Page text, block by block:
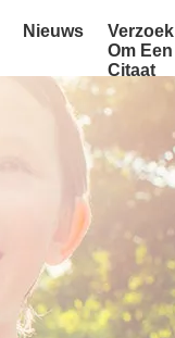
Nieuws
Verzoek
Om Een
Citaat